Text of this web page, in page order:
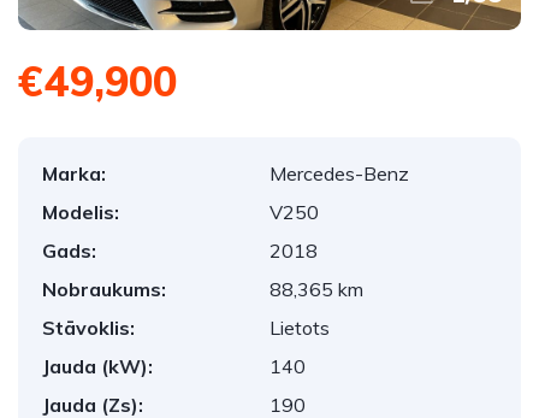
€49,900
Marka:
Mercedes-Benz
Modelis:
V250
Gads:
2018
Nobraukums:
88,365 km
Stāvoklis:
Lietots
Jauda (kW):
140
Jauda (Zs):
190